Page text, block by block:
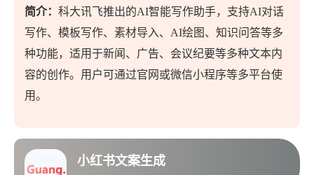
简介： 科大讯飞推出的AI智能写作助手，支持AI对话
写作、模板写作、素材导入、AI绘图、知识问答等多
种功能，适用于新闻、广告、会议纪要等多种文本内
容的创作。用户可通过官网或微信小程序等多平台使
用。
小红书文案生成